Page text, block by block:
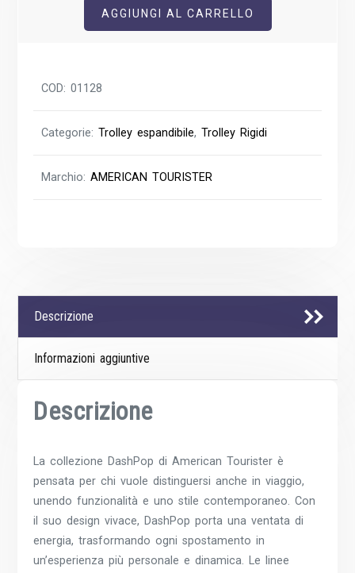
Cabina
AGGIUNGI AL CARRELLO
COD:01128
Categorie:Trolley espandibile,Trolley Rigidi
Marchio:AMERICAN TOURISTER
Descrizione
Informazioni aggiuntive
Descrizione
La collezione DashPop di American Tourister è
pensata per chi vuole distinguersi anche in viaggio,
unendo funzionalità e uno stile contemporaneo. Con
il suo design vivace, DashPop porta una ventata di
energia, trasformando ogni spostamento in
un’esperienza più personale e dinamica. Le linee